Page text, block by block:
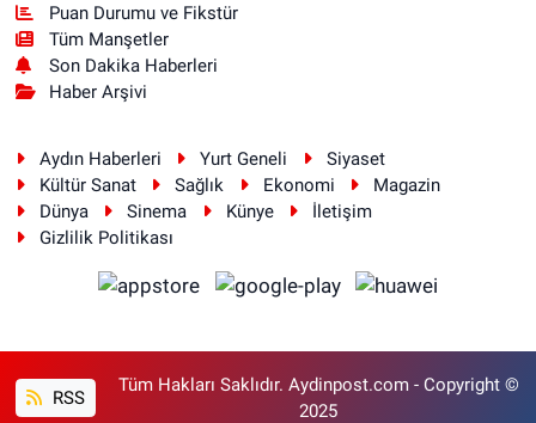
Puan Durumu ve Fikstür
Tüm Manşetler
Son Dakika Haberleri
Haber Arşivi
Aydın Haberleri Yurt Geneli
Siyaset
Kültür Sanat
Sağlık Ekonomi
Magazin
Dünya
Sinema Künye
İletişim
Gizlilik Politikası
RSS
Tüm Hakları Saklıdır. Aydinpost.com - Copyright ©
2025